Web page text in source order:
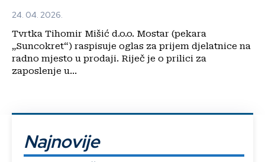
24. 04. 2026.
Tvrtka Tihomir Mišić d.o.o. Mostar (pekara
„Suncokret“) raspisuje oglas za prijem djelatnice na
radno mjesto u prodaji. Riječ je o prilici za
zaposlenje u...
Najnovije